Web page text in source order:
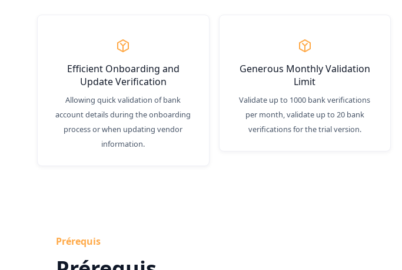
Efficient Onboarding and
Update Verification
Allowing quick validation of bank
account details during the onboarding
process or when updating vendor
information.
Generous Monthly Validation
Limit
Validate up to 1000 bank verifications
per month, validate up to 20 bank
verifications for the trial version.
Prérequis